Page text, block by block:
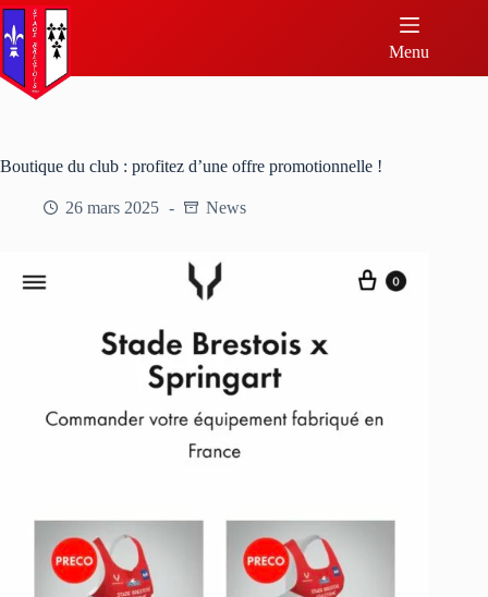
Menu
Boutique du club : profitez d’une offre promotionnelle !
26 mars 2025 News